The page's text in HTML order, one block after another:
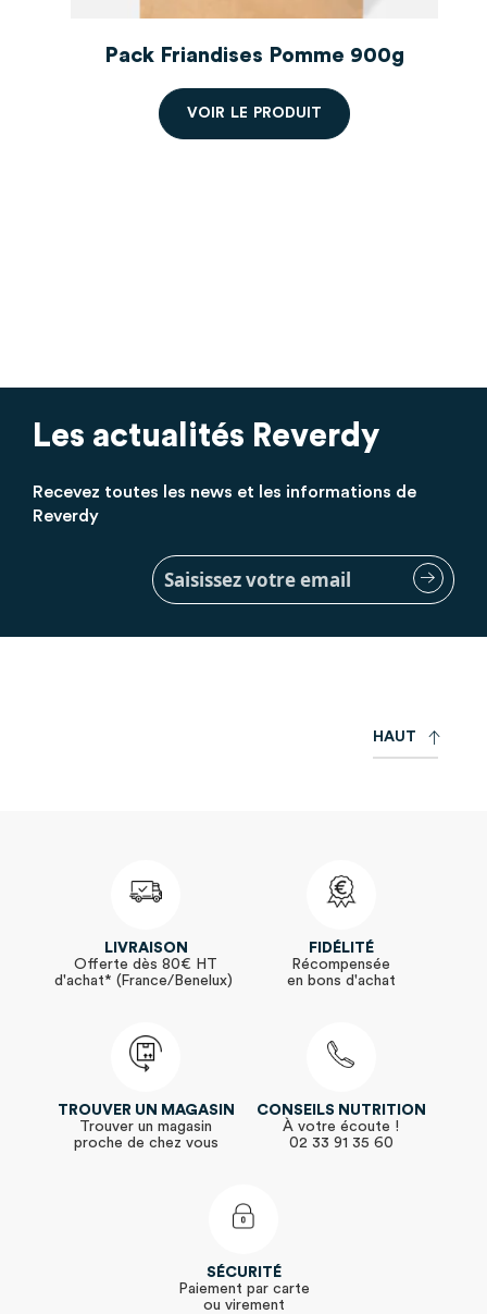
Lucie A
très bon produit
Pack Friandises Pomme 900g
VO R LE PRO DU T
Les actualités Reverdy
Recevez toutes les news et les informations de
Reverdy
Inscription
à
notre
HAUT
LIVRAISON
Offerte dès 80€ HT
d'achat* (France/Benelux)
FIDÉLITÉ
Récompensée
en bons d'achat
TROUVER UN MAGASIN
Trouver un magasin
proche de chez vous
CONSEILS NUTRITION
À votre écoute !
02 33 91 35 60
SÉCURITÉ
Paiement par carte
ou virement